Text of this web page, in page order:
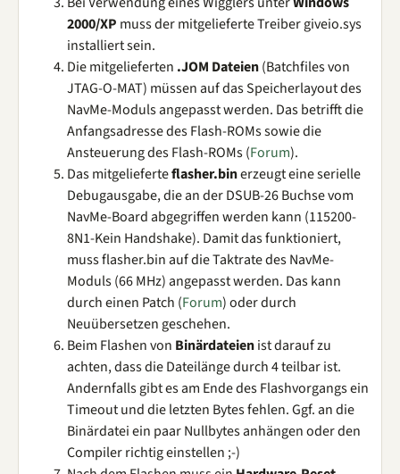
2000/XP muss der mitgelieferte Treiber giveio.sys
installiert sein.
Die mitgelieferten .JOM Dateien(Batchfiles von
JTAG-O-MAT) müssen auf das Speicherlayout des
NavMe-Moduls angepasst werden. Das betrifft die
Anfangsadresse des Flash-ROMs sowie die
Ansteuerung des Flash-ROMs (Forum).
Das mitgelieferteflasher.binerzeugt eine serielle
Debugausgabe, die an der DSUB-26 Buchse vom
NavMe-Board abgegriffen werden kann (115200-
8N1-Kein Handshake). Damit das funktioniert,
muss flasher.bin auf die Taktrate des NavMe-
Moduls (66 MHz) angepasst werden. Das kann
durch einen Patch (Forum) oder durch
Neuübersetzen geschehen.
Beim Flashen von Binärdateienist darauf zu
achten, dass die Dateilänge durch 4 teilbar ist.
Andernfalls gibt es am Ende des Flashvorgangs ein
Timeout und die letzten Bytes fehlen. Ggf. an die
Binärdatei ein paar Nullbytes anhängen oder den
Compiler richtig einstellen ;-)